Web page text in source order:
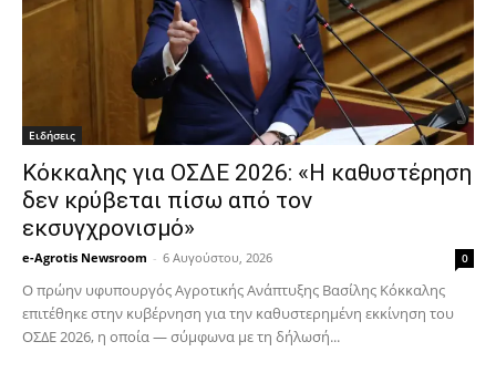
Ειδήσεις
Κόκκαλης για ΟΣΔΕ 2026: «Η καθυστέρηση
δεν κρύβεται πίσω από τον
εκσυγχρονισμό»
e-Agrotis Newsroom - 6 Αυγούστου, 2026 0
Ο πρώην υφυπουργός Αγροτικής Ανάπτυξης Βασίλης Κόκκαλης
επιτέθηκε στην κυβέρνηση για την καθυστερημένη εκκίνηση του
ΟΣΔΕ 2026, η οποία — σύμφωνα με τη δήλωσή...